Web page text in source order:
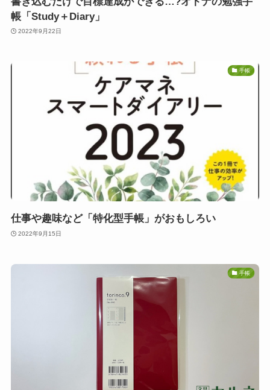
帳「Study＋Diary」
2022年9月22日
手帳
仕事や趣味など「特化型手帳」がおもしろい
2022年9月15日
手帳